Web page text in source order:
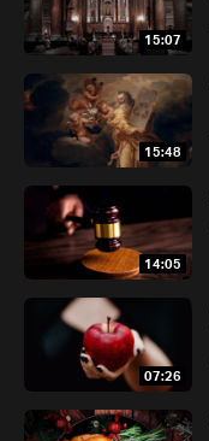
15:07
15:48
14:05
07:26